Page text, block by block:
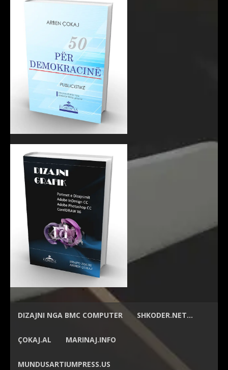
DIZAJNI NGA BMC COMPUTER SHKODER.NET…
ÇOKAJ.AL MARINAJ.INFO
MUNDUSARTIUMPRESS.US